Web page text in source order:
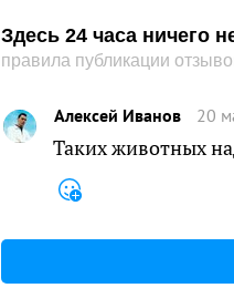
Здесь 24 часа ничего
правила публикации
Алексей Иванов 20
Таких животных